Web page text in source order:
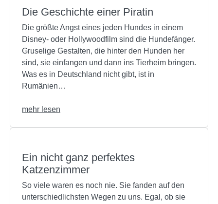
Die Geschichte einer Piratin
Die größte Angst eines jeden Hundes in einem
Disney- oder Hollywoodfilm sind die Hundefänger.
Gruselige Gestalten, die hinter den Hunden her
sind, sie einfangen und dann ins Tierheim bringen.
Was es in Deutschland nicht gibt, ist in
Rumänien…
mehr lesen
Ein nicht ganz perfektes
Katzenzimmer
So viele waren es noch nie. Sie fanden auf den
unterschiedlichsten Wegen zu uns. Egal, ob sie